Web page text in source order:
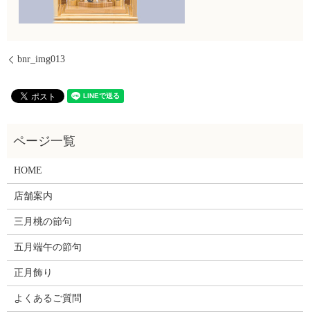
bnr_img013
HOME
店舗案内
三月桃の節句
五月端午の節句
正月飾り
よくあるご質問